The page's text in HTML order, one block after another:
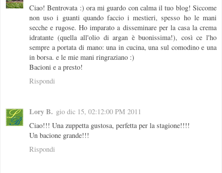
Ciao! Bentrovata :) ora mi guardo con calma il tuo blog! Siccome
non uso i guanti quando faccio i mestieri, spesso ho le mani
secche e rugose. Ho imparato a disseminare per la casa la crema
idratante (quella all'olio di argan è buonissima!), così ce l'ho
sempre a portata di mano: una in cucina, una sul comodino e una
in borsa. e le mie mani ringraziano :)
Bacioni e a presto!
Rispondi
Lory B. gio dic 15, 02:12:00 PM 2011
Ciao!!! Una zuppetta gustosa, perfetta per la stagione!!!!
Un bacione grande!!!
Rispondi